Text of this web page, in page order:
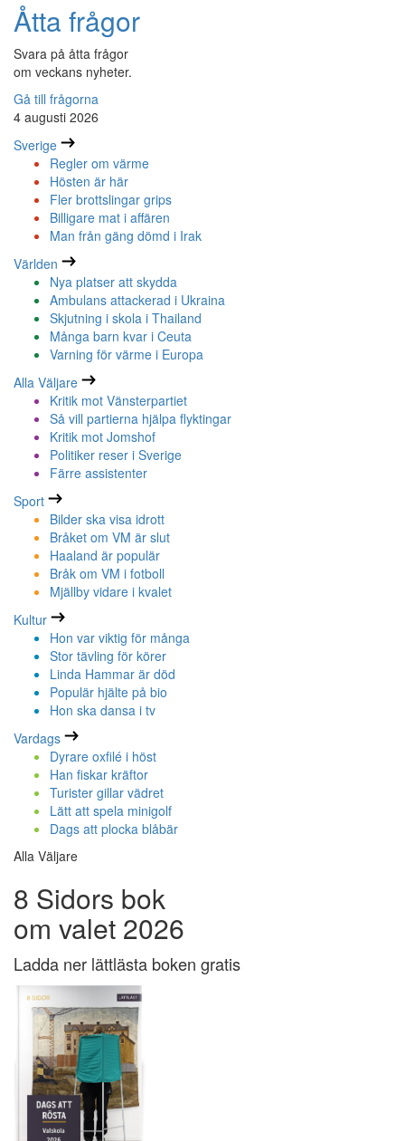
Åtta frågor
Svara på åtta frågor
om veckans nyheter.
Gå till frågorna
4 augusti 2026
Sverige
Regler om värme
Hösten är här
Fler brottslingar grips
Billigare mat i affären
Man från gäng dömd i Irak
Världen
Nya platser att skydda
Ambulans attackerad i Ukraina
Skjutning i skola i Thailand
Många barn kvar i Ceuta
Varning för värme i Europa
Alla Väljare
Kritik mot Vänsterpartiet
Så vill partierna hjälpa flyktingar
Kritik mot Jomshof
Politiker reser i Sverige
Färre assistenter
Sport
Bilder ska visa idrott
Bråket om VM är slut
Haaland är populär
Bråk om VM i fotboll
Mjällby vidare i kvalet
Kultur
Hon var viktig för många
Stor tävling för körer
Linda Hammar är död
Populär hjälte på bio
Hon ska dansa i tv
Vardags
Dyrare oxfilé i höst
Han fiskar kräftor
Turister gillar vädret
Lätt att spela minigolf
Dags att plocka blåbär
Alla Väljare
8 Sidors bok
om valet 2026
Ladda ner lättlästa boken gratis